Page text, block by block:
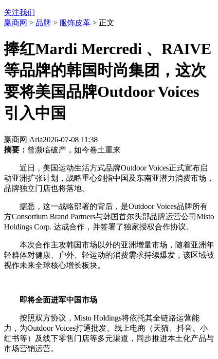
关注我们
赢商网 > 品牌 > 服饰皮革 > 正文
捧红Mardi Mercredi 、RAIVE
等品牌的韩国时尚集团，这次
要将美国品牌Outdoor Voices
引入中国
赢商网 Aria2026-07-08 11:38
摘要： 曾濒临破产，如今卷土重来
近日，美国运动生活方式品牌Outdoor Voices正式宣布启
动亚洲扩张计划，战略重心剑指中国及东南亚潜力消费市场，
品牌独立门店也将落地。
据悉，这一战略部署的背后，是Outdoor Voices品牌所有
方Consortium Brand Partners与韩国首尔头部品牌运营公司Misto
Holdings Corp. 达成合作，并签署了独家授权合作协议。
本次合作主攻韩国市场以外的亚洲增量市场，随着亚洲年
轻群体对健康、户外、轻运动的消费需求持续爆发，该区域被
视作未来全球核心增长板块。
即将全面进军中国市场
按照双方协议，Misto Holdings将依托其全链路运营能
力，为Outdoor Voices打通批发、线上电商（天猫、抖音、小
红书等）及线下零售门店等多元渠道，同步推进本土化产品与
市场营销运营。